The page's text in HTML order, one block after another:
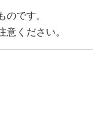
のです。
ください。